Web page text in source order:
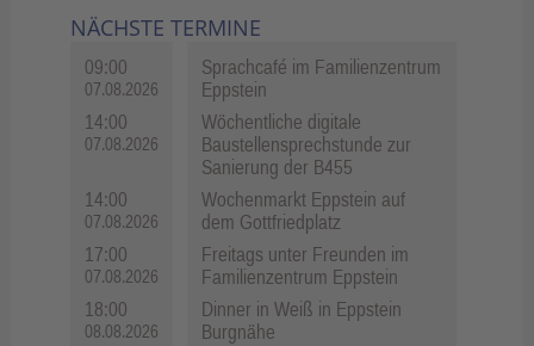
NÄCHSTE TERMINE
09:00
07.08.2026
Sprachcafé im Familienzentrum
Eppstein
14:00
07.08.2026
Wöchentliche digitale
Baustellensprechstunde zur
Sanierung der B455
14:00
07.08.2026
Wochenmarkt Eppstein auf
dem Gottfriedplatz
17:00
07.08.2026
Freitags unter Freunden im
Familienzentrum Eppstein
18:00
08.08.2026
Dinner in Weiß in Eppstein
Burgnähe